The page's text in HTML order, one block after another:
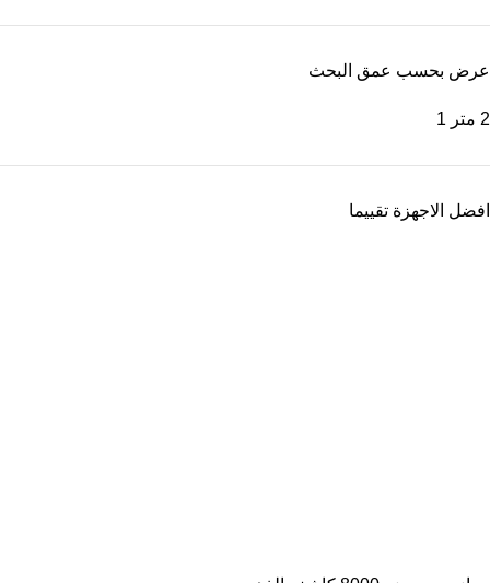
عرض بحسب عمق البحث
2 متر 1
افضل الاجهزة تقييما